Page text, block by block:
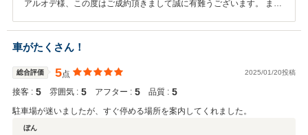
アルオデ様、この度はご成約頂きまして誠に有難うございます。 ま
望に沿うお車が見つかり、弊社スタッフ一同も嬉しい限りで御座いま
す。今後も末長いお付き合いを頂ければ幸いです。 この度は誠に有難
うございました。カーバンクライトスタッフ一同
車がたくさん！
総合評価 5点 2025/01/20投稿
接客 : 5 雰囲気 : 5 アフター : 5 品質 : 5
駐車場が迷いましたが、すぐ停める場所を案内してくれました。
ぼん